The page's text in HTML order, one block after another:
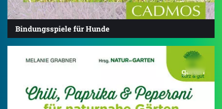
Bindungsspiele für Hunde